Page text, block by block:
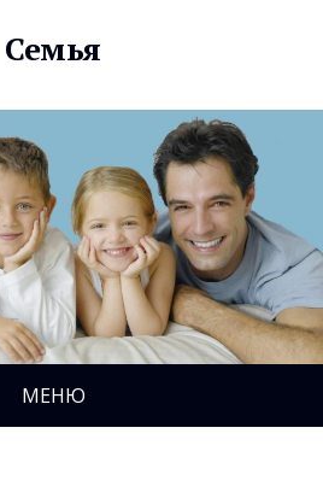
Семья
МЕНЮ